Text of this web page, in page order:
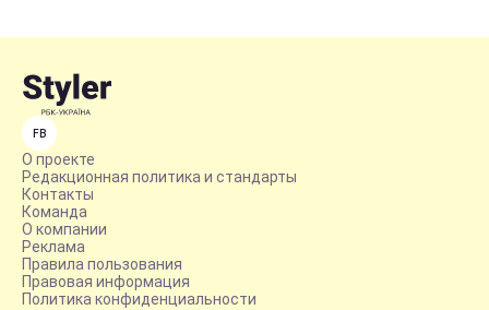
FB
О проекте
Редакционная политика и стандарты
Контакты
Команда
О компании
Реклама
Правила пользования
Правовая информация
Политика конфиденциальности